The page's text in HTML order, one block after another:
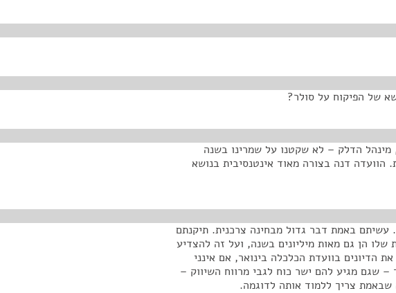
של הפיקוח על סולר?
מינהל הדלק – לא שקטנו על שמרינו בשנה
הוועדה דנה בצורה מאוד אינטנסיבית בנושא
באמת דבר גדול מבחינה צרכנית. תיקנתם
שלו הן גם מאות מיליונים בשנה, ועל זה להצדיע
הדיונים בוועדת הכלכלה בינואר, אם אינני
שגם מגיע להם ישר כוח לגבי מרווח השיווק –
צריך ללמוד אותה לדוגמה.